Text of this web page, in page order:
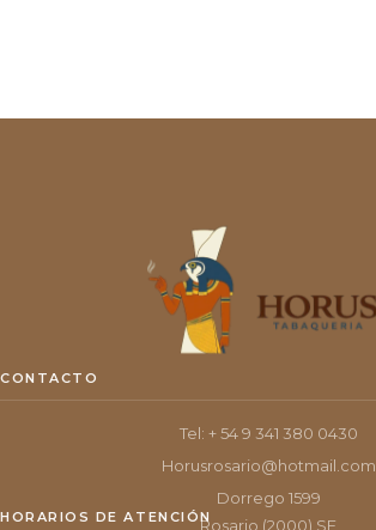
CONTACTO
Tel: + 54 9 341 380 0430
Horusrosario@hotmail.com
Dorrego 1599
Rosario (2000) SF
HORARIOS DE ATENCIÓN